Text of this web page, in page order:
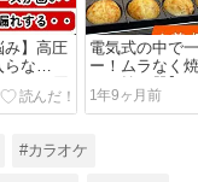
み】高圧
らな
・！原
電気式の中で
ー！ムラなく
たこ焼き器】
1年9ヶ月前
#カラオケ